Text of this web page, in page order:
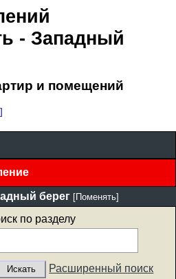
- Западный
и помещений
берег [Поменять]
по разделу
Расширенный поиск